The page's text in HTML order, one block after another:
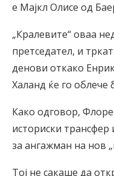
е Мајкл Олисе од
„Кралевите“ оваа
претседател, и
денови откако
Халанд ќе го облече
Како одговор,
историски
за ангажман на нов
Тој не сакаше да